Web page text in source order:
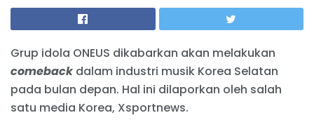
Grup idola ONEUS dikabarkan akan melakukan
comebackdalam industri musik Korea Selatan
pada bulan depan. Hal ini dilaporkan oleh salah
satu media Korea, Xsportnews.